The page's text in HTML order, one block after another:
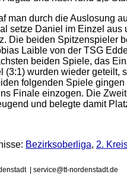
man durch die Auslosung
setze Daniel im Einzel aus
Die beiden Spitzenspieler
Laible von der TSG
beiden Spiele, das
(3:1) wurden wieder geteilt,
folgenden Spiele
Finale einzogen. Die
und belegte damit
Bezirksoberliga, 2.
| service@tt-nordenstadt.de